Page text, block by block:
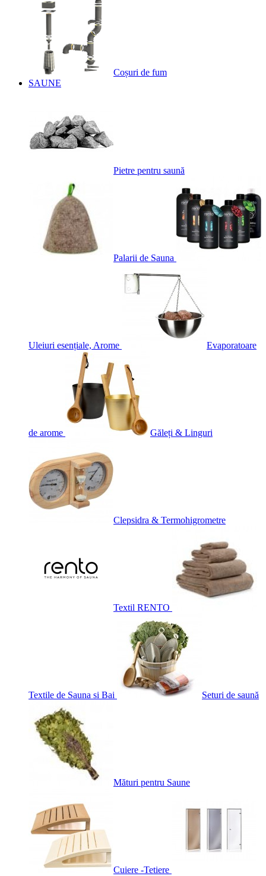
Coșuri de fum
SAUNE
Pietre pentru saună
Palarii de Sauna
Uleiuri esențiale, Arome Evaporatoare
de arome Găleți & Linguri
Clepsidra & Termohigrometre
Textil RENTO
Textile de Sauna si Bai Seturi de saună
Mături pentru Saune
Cuiere -Tetiere